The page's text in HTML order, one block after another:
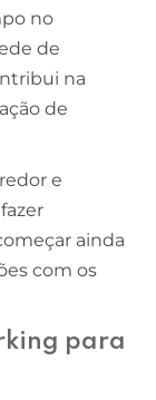
no
de
na
de
e
ainda
com os
para